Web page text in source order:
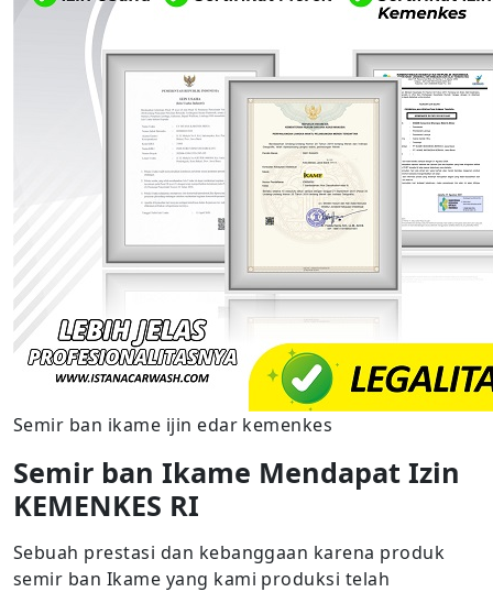
Semir ban ikame ijin edar kemenkes
Semir ban Ikame Mendapat Izin
KEMENKES RI
Sebuah prestasi dan kebanggaan karena produk
semir ban Ikame yang kami produksi telah